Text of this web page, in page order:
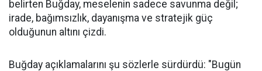
belirten Buğday, meselenin sadece savunma değil;
irade, bağımsızlık, dayanışma ve stratejik güç
olduğunun altını çizdi.
Buğday açıklamalarını şu sözlerle sürdürdü: "Bugün